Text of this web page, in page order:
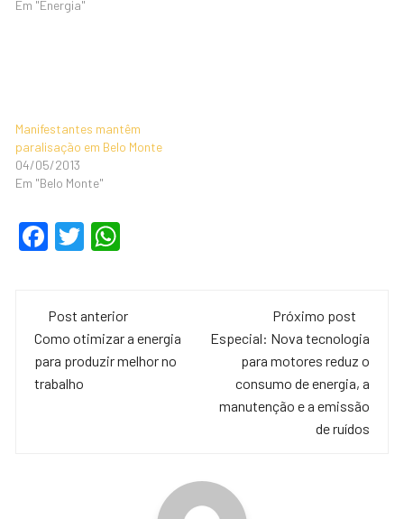
Em "Energia"
Manifestantes mantêm
paralisação em Belo Monte
04/05/2013
Em "Belo Monte"
F
e
b
o
T
er s
A
Navegação
de
post
Post anterior
Como otimizar a energia
para produzir melhor no
trabalho
Próximo post
Especial: Nova tecnologia
para motores reduz o
consumo de energia, a
manutenção e a emissão
de ruídos